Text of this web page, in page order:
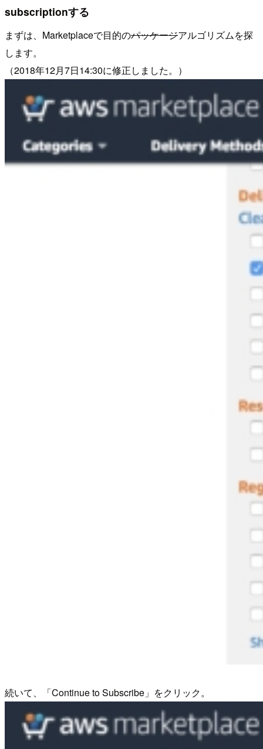
subscriptionする
まずは、Marketplaceで目的のパッケージアルゴリズムを探
します。
（2018年12月7日14:30に修正しました。）
続いて、「Continue to Subscribe」をクリック。